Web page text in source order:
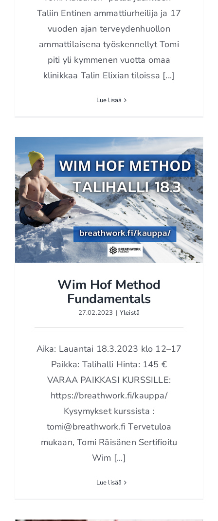
Taliin Entinen ammattiurheilija ja 17
vuoden ajan terveydenhuollon
ammattilaisena työskennellyt Tomi
piti yli kymmenen vuotta omaa
klinikkaa Talin Elixian tiloissa [...]
Lue lisää
Wim Hof Method
Fundamentals
Wim Hof Method
Fundamentals
27.02.2023 | Yleistä
Aika: Lauantai 18.3.2023 klo 12–17
Paikka: Talihalli Hinta: 145 €
VARAA PAIKKASI KURSSILLE:
https://breathwork.fi/kauppa/
Kysymykset kurssista :
tomi@breathwork.fi Tervetuloa
mukaan, Tomi Räisänen Sertifioitu
Wim [...]
Lue lisää